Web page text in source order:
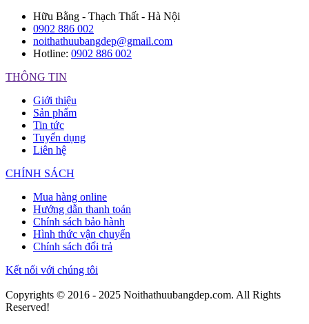
Hữu Bằng - Thạch Thất - Hà Nội
0902 886 002
noithathuubangdep@gmail.com
Hotline: 0902 886 002
THÔNG TIN
Giới thiệu
Sản phẩm
Tin tức
Tuyển dụng
Liên hệ
CHÍNH SÁCH
Mua hàng online
Hướng dẫn thanh toán
Chính sách bảo hành
Hình thức vận chuyển
Chính sách đổi trả
Kết nối với chúng tôi
Copyrights © 2016 - 2025 Noithathuubangdep.com. All Rights
Reserved!